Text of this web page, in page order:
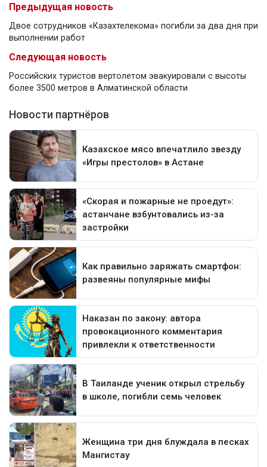
Предыдущая новость
Двое сотрудников «Казахтелекома» погибли за два дня при
выполнении работ
Следующая новость
Российских туристов вертолетом эвакуировали с высоты
более 3500 метров в Алматинской области